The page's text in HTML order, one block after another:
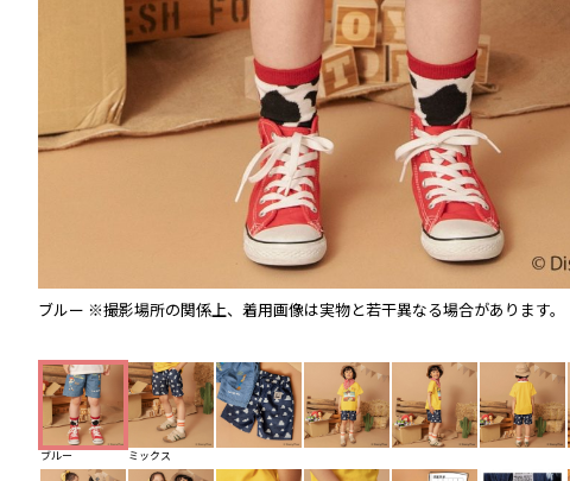
ブルー ※撮影場所の関係上、着用画像は実物と若干異なる場合があります。
ブルー ミックス